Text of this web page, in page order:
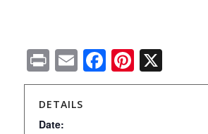
PrintEmailFacebook
Pinterest
X
DETAILS
Date: